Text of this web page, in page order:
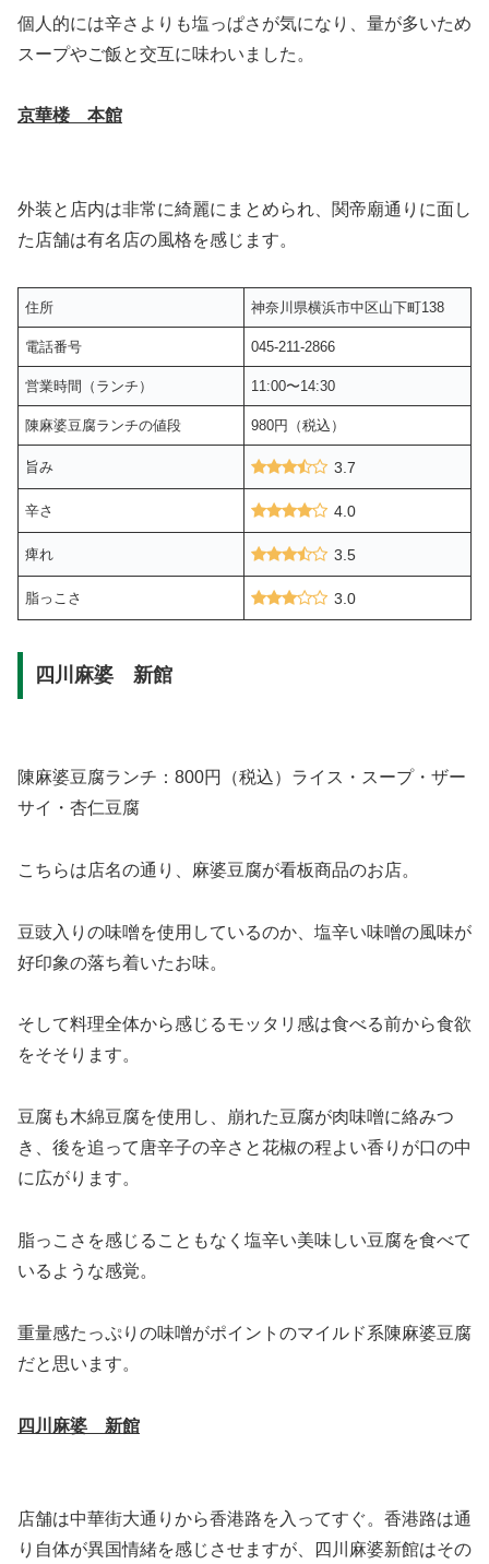
個人的には辛さよりも塩っぱさが気になり、量が多いため
スープやご飯と交互に味わいました。
京華楼 本館
外装と店内は非常に綺麗にまとめられ、関帝廟通りに面し
た店舗は有名店の風格を感じます。
住所 神奈川県横浜市中区山下町138
電話番号 045-211-2866
営業時間（ランチ） 11:00〜14:30
陳麻婆豆腐ランチの値段 980円（税込）
旨み 3.7
辛さ 4.0
痺れ 3.5
脂っこさ 3.0
四川麻婆 新館
陳麻婆豆腐ランチ：800円（税込）ライス・スープ・ザー
サイ・杏仁豆腐
こちらは店名の通り、麻婆豆腐が看板商品のお店。
豆豉入りの味噌を使用しているのか、塩辛い味噌の風味が
好印象の落ち着いたお味。
そして料理全体から感じるモッタリ感は食べる前から食欲
をそそります。
豆腐も木綿豆腐を使用し、崩れた豆腐が肉味噌に絡みつ
き、後を追って唐辛子の辛さと花椒の程よい香りが口の中
に広がります。
脂っこさを感じることもなく塩辛い美味しい豆腐を食べて
いるような感覚。
重量感たっぷりの味噌がポイントのマイルド系陳麻婆豆腐
だと思います。
四川麻婆 新館
店舗は中華街大通りから香港路を入ってすぐ。香港路は通
り自体が異国情緒を感じさせますが、四川麻婆新館はその